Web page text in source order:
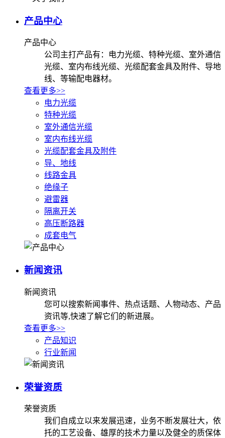
产品中心
产品中心
公司主打产品有：电力光缆、特种光缆、室外通信
光缆、室内布线光缆、光缆配套金具及附件、导地
线、等输配电器材。
查看更多>>
电力光缆
特种光缆
室外通信光缆
室内布线光缆
光缆配套金具及附件
导、地线
线路金具
绝缘子
避雷器
隔离开关
高压断路器
成套电气
新闻资讯
新闻资讯
您可以搜索新闻事件、热点话题、人物动态、产品
资讯等,快速了解它们的新进展。
查看更多>>
产品知识
行业新闻
荣誉资质
荣誉资质
我们自成立以来发展迅速，业务不断发展壮大，依
托的工艺设备、雄厚的技术力量以及健全的质保体